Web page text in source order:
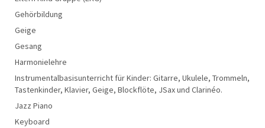
Gehörbildung
Geige
Gesang
Harmonielehre
Instrumentalbasisunterricht für Kinder: Gitarre, Ukulele, Trommeln,
Tastenkinder, Klavier, Geige, Blockflöte, JSax und Clarinéo.
Jazz Piano
Keyboard